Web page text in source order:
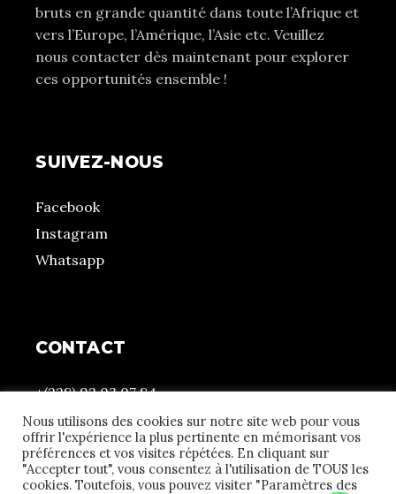
bruts en grande quantité dans toute l’Afrique et
vers l’Europe, l’Amérique, l’Asie etc. Veuillez
nous contacter dès maintenant pour explorer
ces opportunités ensemble !
SUIVEZ-NOUS
Facebook
Instagram
Whatsapp
CONTACT
+(228) 92 03 07 84
contact@atchonou.com
15 Rue Ouma – Hanoukopé
Nous utilisons des cookies sur notre site web pour vous
offrir l'expérience la plus pertinente en mémorisant vos
préférences et vos visites répétées. En cliquant sur
"Accepter tout", vous consentez à l'utilisation de TOUS les
cookies. Toutefois, vous pouvez visiter "Paramètres des